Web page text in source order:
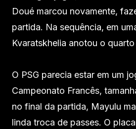
Doué marcou novamente,
partida. Na sequência, em
Kvaratskhelia anotou o
O PSG parecia estar em um
Campeonato Francês,
no final da partida, Mayulu
linda troca de passes. O